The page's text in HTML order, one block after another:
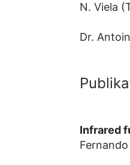
N. Viela
Dr.
Infrared